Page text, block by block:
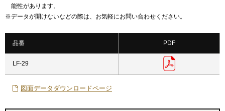
能性があります。
※データが開けないなどの際は、お気軽にお問い合わせください。
品番 PDF
LF-29
図面データダウンロードページ